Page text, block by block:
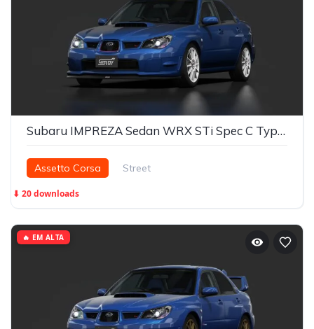
Subaru IMPREZA Sedan WRX STi Spec C Type RA-R [GDB-G]
Assetto Corsa Street
⬇ 20 downloads
🔥 EM ALTA